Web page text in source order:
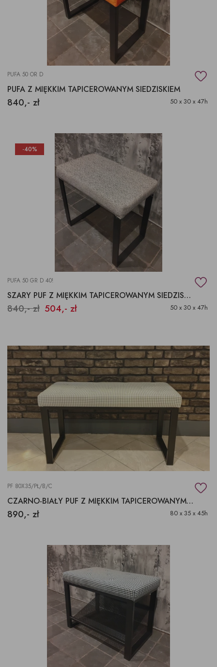
PUFA 50 OR D
PUFA Z MIĘKKIM TAPICEROWANYM SIEDZISKIEM
840,- zł 50 x 30 x 47h
-40%
PUFA 50 GR D 40!
SZARY PUF Z MIĘKKIM TAPICEROWANYM SIEDZISKIEM
840,- zł 504,- zł 50 x 30 x 47h
PF 80X35/PŁ/B/C
CZARNO-BIAŁY PUF Z MIĘKKIM TAPICEROWANYM SIEDZISKIEM
890,- zł 80 x 35 x 45h